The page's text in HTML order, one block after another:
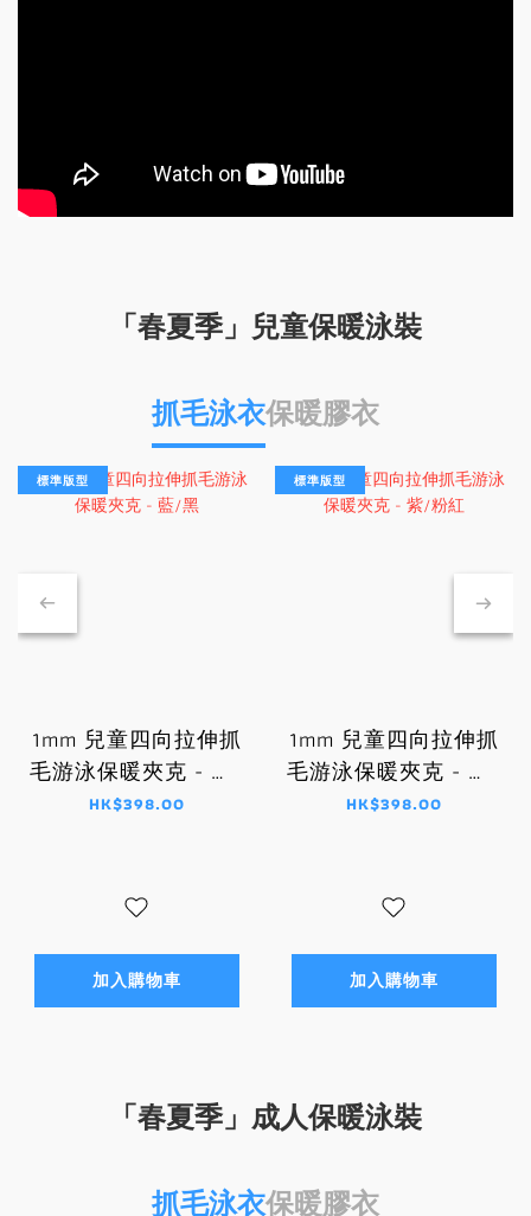
「春夏季」兒童保暖泳裝
抓毛泳衣保暖膠衣
標準版型
1mm 兒童四向拉伸抓
毛游泳保暖夾克 - 藍/
黑
HK$398.00
加入購物車
標準版型
1mm 兒童四向拉伸抓
毛游泳保暖夾克 - 紫/
粉紅
HK$398.00
加入購物車
「春夏季」成人保暖泳裝
抓毛泳衣保暖膠衣